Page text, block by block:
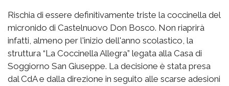
Rischia di essere definitivamente triste la coccinella del
micronido di Castelnuovo Don Bosco. Non riaprirà
infatti, almeno per l'inizio dell'anno scolastico, la
struttura “La Coccinella Allegra” legata alla Casa di
Soggiorno San Giuseppe. La decisione è stata presa
dal CdA e dalla direzione in seguito alle scarse adesioni